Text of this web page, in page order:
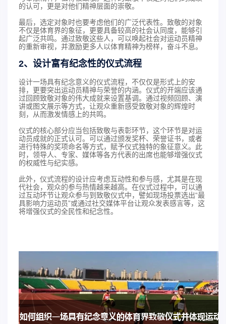
的认可，更是对他们精神层面的崇敬。
最后，选定对象时也要考虑他们的广泛代表性。致敬的对象
不仅是体育界的象征，更要具备较高的社会认同度，能够引
起广泛共鸣。通过致敬这些人，可以唤起社会对运动员精神
的重新审视，并激励更多人以体育精神为榜样，奋斗不息。
2、设计富有纪念性的仪式流程
设计一场具有纪念意义的仪式流程，不仅仅是形式上的安
排，更要突出运动员精神与荣誉的内涵。仪式的开端应该通
过回顾致敬对象的伟大成就来设置基调。通过视频回顾、演
讲或图文展示等方式，让观众重新感受致敬对象的辉煌时
刻，从而激发情感上的共鸣。
仪式的核心部分应当包括致敬与表彰环节，这个环节是对运
动员成就的正式认可。可以通过颁发奖杯、荣誉证书，或者
进行特殊的奖项命名等方式，赋予仪式独特的象征意义。此
时，领导人、专家、媒体等各方代表的出席也能够增强仪式
的权威性与纪实感。
此外，仪式流程的设计应考虑互动性和参与感，尤其是在现
代社会，观众的参与热情越来越高。在仪式过程中，可以通
过互动环节让观众参与到致敬仪式中，譬如现场投票选出“最
具影响力运动员”或通过社交媒体平台让观众发表感言等，这
将增强仪式的全民性和纪念性。